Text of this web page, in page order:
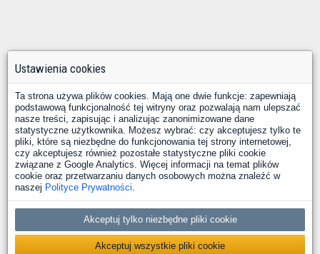
Ustawienia cookies
Ta strona używa plików cookies. Mają one dwie funkcje: zapewniają
podstawową funkcjonalność tej witryny oraz pozwalają nam ulepszać
nasze treści, zapisując i analizując zanonimizowane dane
statystyczne użytkownika. Możesz wybrać: czy akceptujesz tylko te
pliki, które są niezbędne do funkcjonowania tej strony internetowej,
czy akceptujesz również pozostałe statystyczne pliki cookie
związane z Google Analytics. Więcej informacji na temat plików
cookie oraz przetwarzaniu danych osobowych można znaleźć w
naszej Polityce Prywatności.
Akceptuj tylko niezbędne pliki cookie
Akceptuj wszystkie pliki cookie